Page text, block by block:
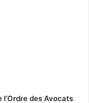
l’Ordre des Avocats